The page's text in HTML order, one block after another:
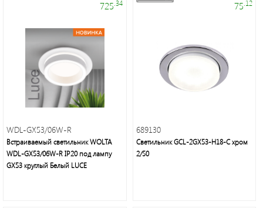
Торговые
марки
725 .34
WDL-GX53/06W-R
Встраиваемый cветильник WOLTA
WDL-GX53/06W-R IP20 под лампу
GX53 круглый Белый LUCE
75 .12
689130
Светильник GCL-2GX53-H18-C хром
2/50